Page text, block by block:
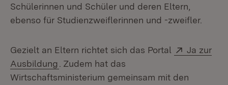
Schülerinnen und Schüler und deren Eltern,
ebenso für Studienzweiflerinnen und -zweifler.
Gezielt an Eltern richtet sich das Portal Extern:
Ja zur
Ausbildung (Öffnet in neuem Fenster)
. Zudem hat das
Wirtschaftsministerium gemeinsam mit den